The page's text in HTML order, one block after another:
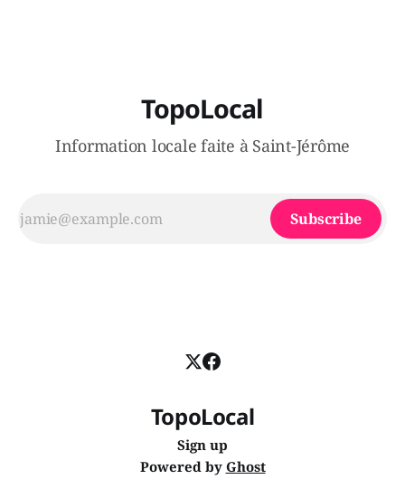
TopoLocal
Information locale faite à Saint-Jérôme
Subscribe
TopoLocal
Sign up
Powered by Ghost